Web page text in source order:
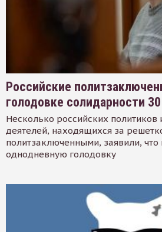
Российские
голодовке солидарности
Несколько российских
деятелей, находящихся за
политзаключенными, заявили, что
однодневную голодовку